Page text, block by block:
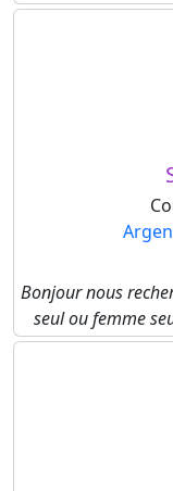
Bonjour nous
seul ou femme